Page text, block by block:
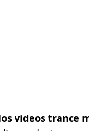
vídeos trance